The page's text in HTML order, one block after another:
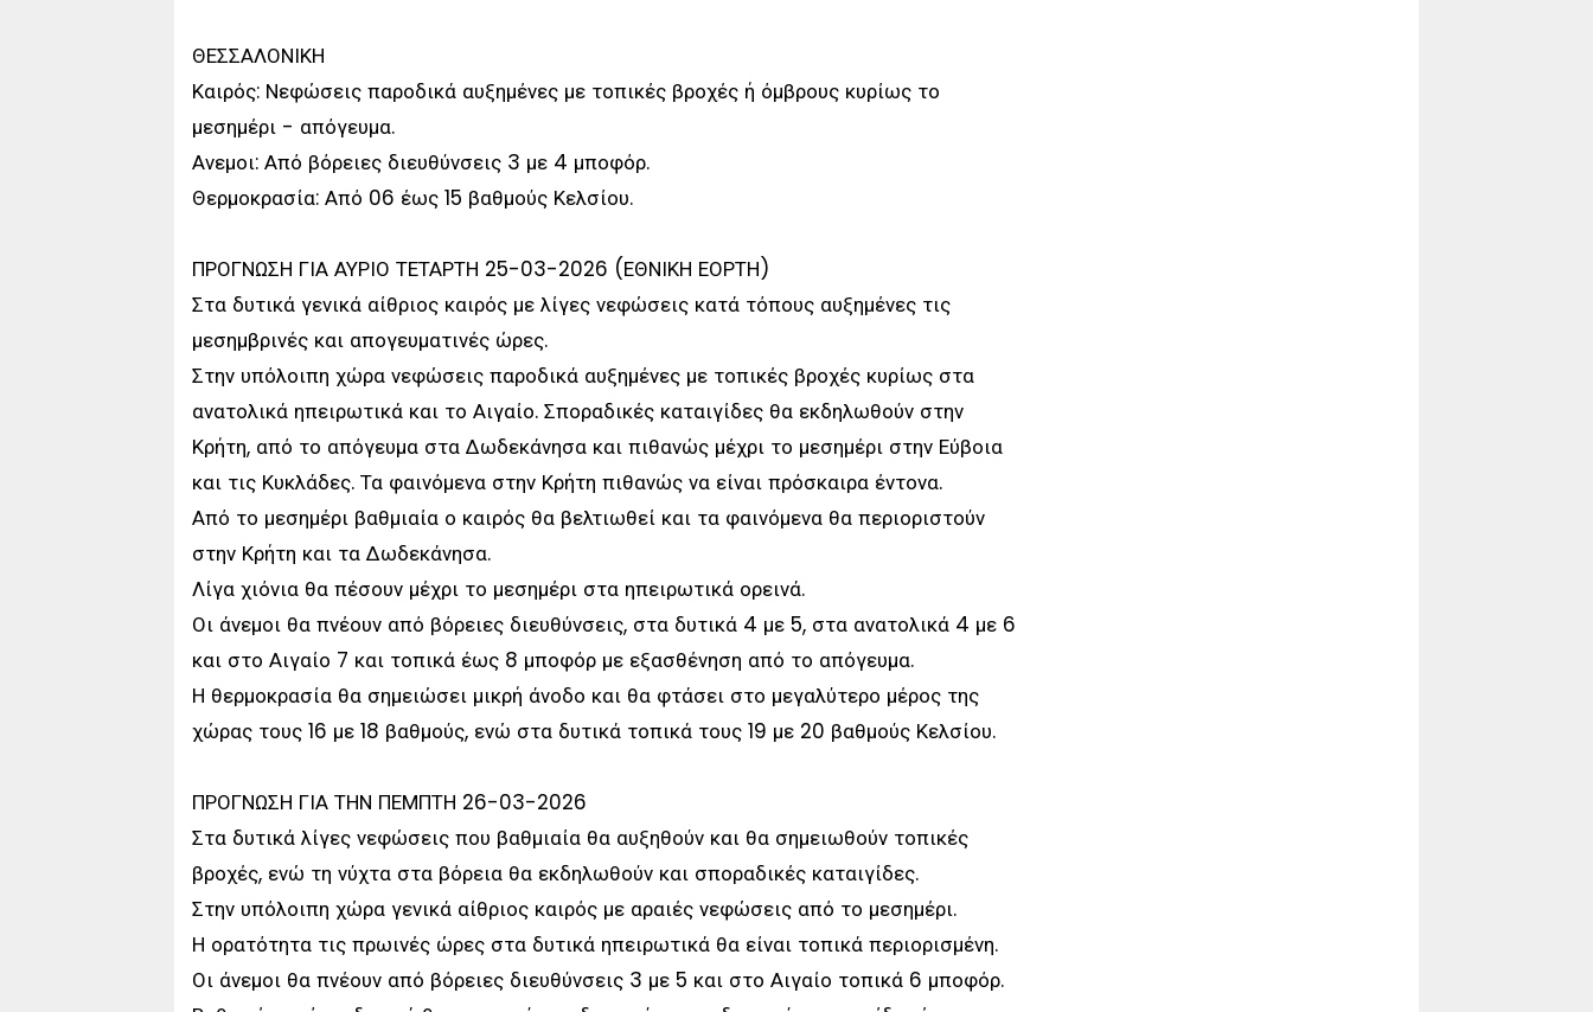
ΘΕΣΣΑΛΟΝΙΚΗ
Καιρός: Νεφώσεις παροδικά αυξημένες με τοπικές βροχές ή όμβρους κυρίως το
μεσημέρι - απόγευμα.
Ανεμοι: Από βόρειες διευθύνσεις 3 με 4 μποφόρ.
Θερμοκρασία: Από 06 έως 15 βαθμούς Κελσίου.
ΠΡΟΓΝΩΣΗ ΓΙΑ ΑΥΡΙΟ ΤΕΤΑΡΤΗ 25-03-2026 (ΕΘΝΙΚΗ ΕΟΡΤΗ)
Στα δυτικά γενικά αίθριος καιρός με λίγες νεφώσεις κατά τόπους αυξημένες τις
μεσημβρινές και απογευματινές ώρες.
Στην υπόλοιπη χώρα νεφώσεις παροδικά αυξημένες με τοπικές βροχές κυρίως στα
ανατολικά ηπειρωτικά και το Αιγαίο. Σποραδικές καταιγίδες θα εκδηλωθούν στην
Κρήτη, από το απόγευμα στα Δωδεκάνησα και πιθανώς μέχρι το μεσημέρι στην Εύβοια
και τις Κυκλάδες. Τα φαινόμενα στην Κρήτη πιθανώς να είναι πρόσκαιρα έντονα.
Από το μεσημέρι βαθμιαία ο καιρός θα βελτιωθεί και τα φαινόμενα θα περιοριστούν
στην Κρήτη και τα Δωδεκάνησα.
Λίγα χιόνια θα πέσουν μέχρι το μεσημέρι στα ηπειρωτικά ορεινά.
Οι άνεμοι θα πνέουν από βόρειες διευθύνσεις, στα δυτικά 4 με 5, στα ανατολικά 4 με 6
και στο Αιγαίο 7 και τοπικά έως 8 μποφόρ με εξασθένηση από το απόγευμα.
Η θερμοκρασία θα σημειώσει μικρή άνοδο και θα φτάσει στο μεγαλύτερο μέρος της
χώρας τους 16 με 18 βαθμούς, ενώ στα δυτικά τοπικά τους 19 με 20 βαθμούς Κελσίου.
ΠΡΟΓΝΩΣΗ ΓΙΑ ΤΗΝ ΠΕΜΠΤΗ 26-03-2026
Στα δυτικά λίγες νεφώσεις που βαθμιαία θα αυξηθούν και θα σημειωθούν τοπικές
βροχές, ενώ τη νύχτα στα βόρεια θα εκδηλωθούν και σποραδικές καταιγίδες.
Στην υπόλοιπη χώρα γενικά αίθριος καιρός με αραιές νεφώσεις από το μεσημέρι.
Η ορατότητα τις πρωινές ώρες στα δυτικά ηπειρωτικά θα είναι τοπικά περιορισμένη.
Οι άνεμοι θα πνέουν από βόρειες διευθύνσεις 3 με 5 και στο Αιγαίο τοπικά 6 μποφόρ.